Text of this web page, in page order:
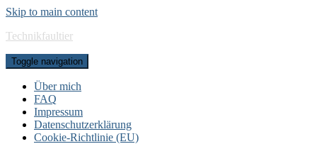
Skip to main content
Technikfaultier
Toggle navigation
Über mich
FAQ
Impressum
Datenschutzerklärung
Cookie-Richtlinie (EU)